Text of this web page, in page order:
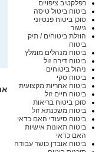
רפלקטיב ציפויים
ביטוח ביטול טיסה
סוכן ביטוח פנסיוני
גישור
הוזלת ביטוחים / תיק
ביטוח
ביטוח מנהלים מומלץ
ביטוח דירה זול
ניהול ביטוחים
ביטוח סקי
ביטוח אחריות מקצועית
ביטוח חיים זול
סוכן ביטוח בריאות
ביטוח משכנתא זול
ביטוח סיעודי האם כדאי
ביטוח תאונות אישיות
האם כדאי
ביטוח אובדן כושר עבודה